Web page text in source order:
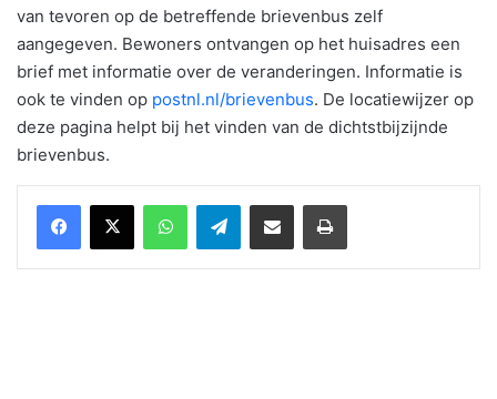
van tevoren op de betreffende brievenbus zelf
aangegeven. Bewoners ontvangen op het huisadres een
brief met informatie over de veranderingen. Informatie is
ook te vinden op postnl.nl/brievenbus. De locatiewijzer op
deze pagina helpt bij het vinden van de dichtstbijzijnde
brievenbus.
WhatsAppTelegramDelen via Email Print